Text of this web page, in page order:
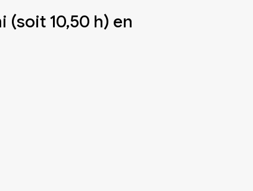
(soit 10,50 h) en